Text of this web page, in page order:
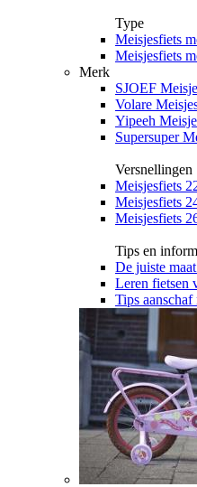
Type
Meisjesfiets
Meisjesfiets
Merk
SJOEF
Volare
Yipeeh
Supersuper
Versnellingen
Meisjesfiets
Meisjesfiets
Meisjesfiets
Tips en
De juiste
Leren fietsen
Tips aanschaf